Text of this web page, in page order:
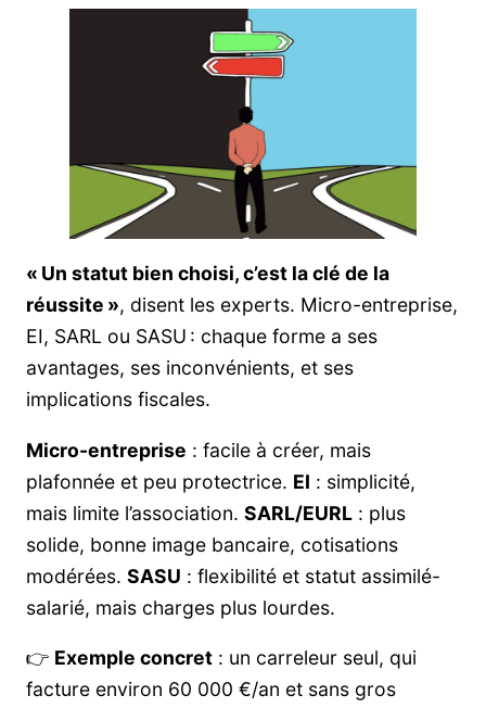
« Un statut bien choisi, c’est la clé de la
réussite », disent les experts. Micro-entreprise,
EI, SARL ou SASU : chaque forme a ses
avantages, ses inconvénients, et ses
implications fiscales.
Micro-entreprise : facile à créer, mais
plafonnée et peu protectrice. EI : simplicité,
mais limite l’association. SARL/EURL : plus
solide, bonne image bancaire, cotisations
modérées. SASU : flexibilité et statut assimilé-
salarié, mais charges plus lourdes.
👉 Exemple concret : un carreleur seul, qui
facture environ 60 000 €/an et sans gros